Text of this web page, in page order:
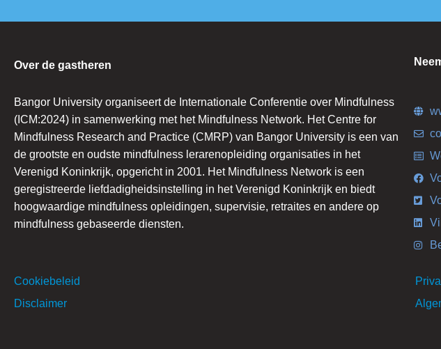
Over de gastheren
Bangor University organiseert de Internationale Conferentie over Mindfulness
(ICM:2024) in samenwerking met het Mindfulness Network. Het Centre for
Mindfulness Research and Practice (CMRP) van Bangor University is een van
de grootste en oudste mindfulness lerarenopleiding organisaties in het
Verenigd Koninkrijk, opgericht in 2001. Het Mindfulness Network is een
geregistreerde liefdadigheidsinstelling in het Verenigd Koninkrijk en biedt
hoogwaardige mindfulness opleidingen, supervisie, retraites en andere op
mindfulness gebaseerde diensten.
Cookiebeleid
Disclaimer